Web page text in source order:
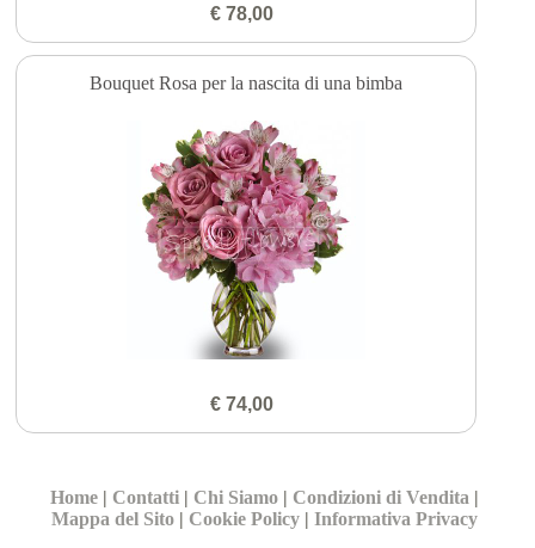
€ 78,00
Bouquet Rosa per la nascita di una bimba
€ 74,00
Home | Contatti | Chi Siamo | Condizioni di Vendita |
Mappa del Sito | Cookie Policy |Informativa Privacy